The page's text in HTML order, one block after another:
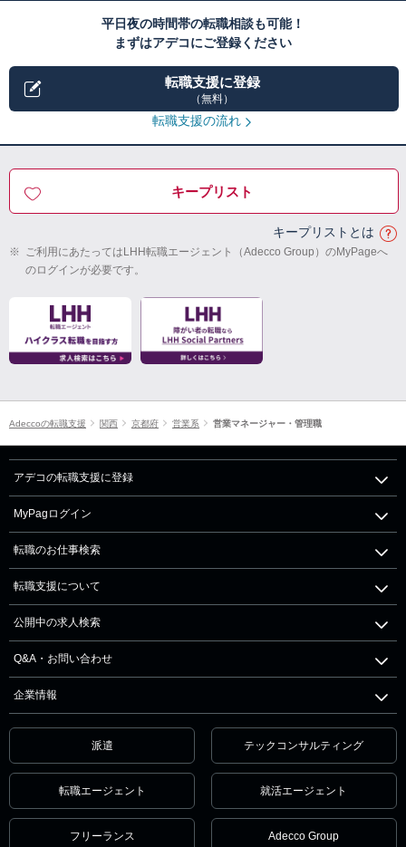
平日夜の時間帯の転職相談も可能！
まずはアデコにご登録ください
転職支援に登録
（無料）
転職支援の流れ
キープリスト
キープリストとは
※ ご利用にあたってはLHH転職エージェント（Adecco Group）のMyPageへ
のログインが必要です。
Adeccoの転職支援 関西 京都府 営業系 営業マネージャー・管理職
アデコの転職支援に登録
MyPagログイン
転職のお仕事検索
転職支援について
公開中の求人検索
Q&A・お問い合わせ
企業情報
派遣 テックコンサルティング
転職エージェント 就活エージェント
フリーランス Adecco Group